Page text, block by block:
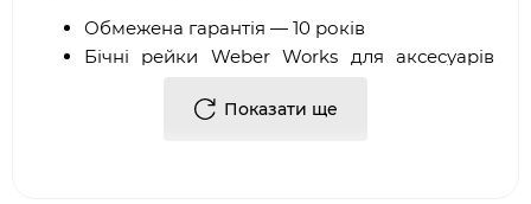
Обмежена гарантія — 10 років
Бічні рейки Weber Works для аксесуарів
Точний і стабільний жар для рівномірного
Показати ще